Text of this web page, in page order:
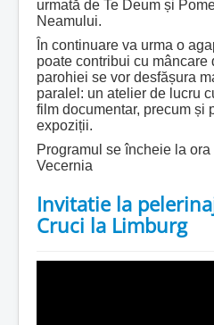
urmată de Te Deum și
Neamului.
În continuare va urma o
poate contribui cu mâncare
parohiei se vor desfășura
paralel: un atelier de lucru
film documentar, precum și
expoziții.
Programul se încheie la
Vecernia
Invitatie la
Cruci la Limburg